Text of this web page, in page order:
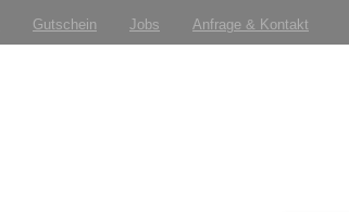
Gutschein Jobs Anfrage & Kontakt